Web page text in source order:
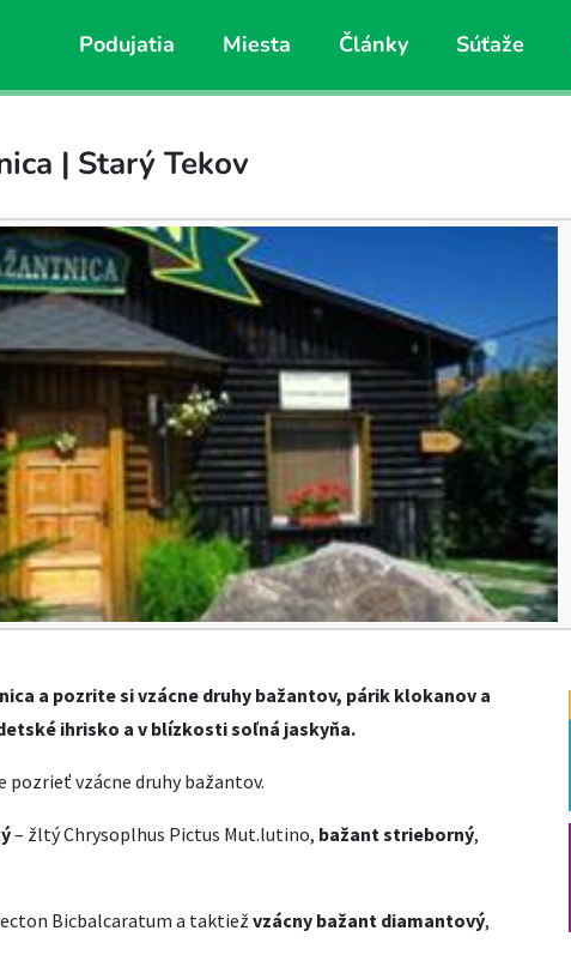
Podujatia Miesta Články Súťaže
| Starý Tekov
a pozrite si vzácne druhy bažantov, párik klokanov a
ihrisko a v blízkosti soľná jaskyňa.
pozrieť vzácne druhy bažantov.
– žltý Chrysoplhus Pictus Mut.lutino, bažant strieborný,
Bicbalcaratum a taktiežvzácny bažant diamantový,